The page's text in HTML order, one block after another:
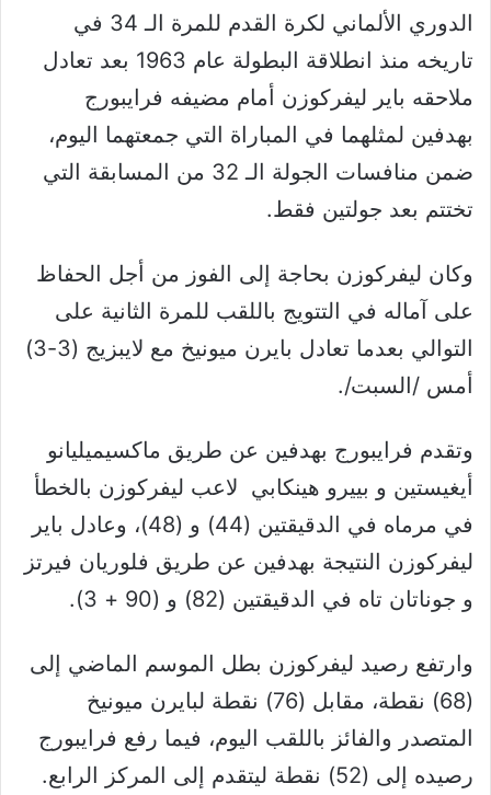
الدوري الألماني لكرة القدم للمرة الـ 34 في
تاريخه منذ انطلاقة البطولة عام 1963 بعد تعادل
ملاحقه باير ليفركوزن أمام مضيفه فرايبورج
بهدفين لمثلهما في المباراة التي جمعتهما اليوم،
ضمن منافسات الجولة الـ 32 من المسابقة التي
تختتم بعد جولتين فقط.
وكان ليفركوزن بحاجة إلى الفوز من أجل الحفاظ
على آماله في التتويج باللقب للمرة الثانية على
التوالي بعدما تعادل بايرن ميونيخ مع لايبزيج (3-3)
أمس /السبت/.
وتقدم فرايبورج بهدفين عن طريق ماكسيميليانو
أيغيستين و بييرو هينكابي لاعب ليفركوزن بالخطأ
في مرماه في الدقيقتين (44) و (48)، وعادل باير
ليفركوزن النتيجة بهدفين عن طريق فلوريان فيرتز
و جوناتان تاه في الدقيقتين (82) و (90 + 3).
وارتفع رصيد ليفركوزن بطل الموسم الماضي إلى
(68) نقطة، مقابل (76) نقطة لبايرن ميونيخ
المتصدر والفائز باللقب اليوم، فيما رفع فرايبورج
رصيده إلى (52) نقطة ليتقدم إلى المركز الرابع.